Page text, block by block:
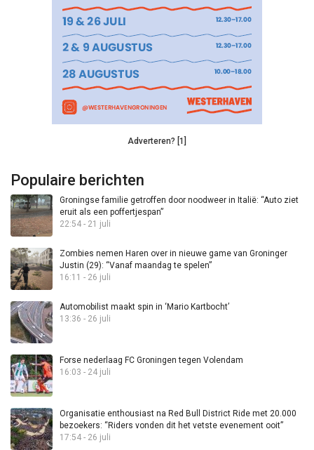
Adverteren? [1]
Populaire berichten
Groningse familie getroffen door noodweer in Italië: “Auto ziet
eruit als een poffertjespan”
22:54 - 21 juli
Zombies nemen Haren over in nieuwe game van Groninger
Justin (29): “Vanaf maandag te spelen”
16:11 - 26 juli
Automobilist maakt spin in ‘Mario Kartbocht’
13:36 - 26 juli
Forse nederlaag FC Groningen tegen Volendam
16:03 - 24 juli
Organisatie enthousiast na Red Bull District Ride met 20.000
bezoekers: “Riders vonden dit het vetste evenement ooit”
17:54 - 26 juli